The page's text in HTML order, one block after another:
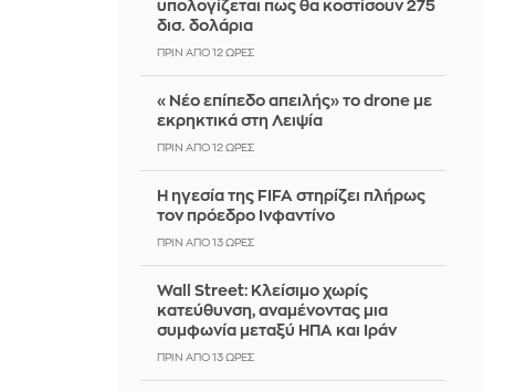
υπολογίζεται πως θα κοστίσουν 275
δισ. δολάρια
ΠΡΙΝ ΑΠΌ 12 ΏΡΕΣ
«Νέο επίπεδο απειλής» το drone με
εκρηκτικά στη Λειψία
ΠΡΙΝ ΑΠΌ 12 ΏΡΕΣ
Η ηγεσία της FIFA στηρίζει πλήρως
τον πρόεδρο Ινφαντίνο
ΠΡΙΝ ΑΠΌ 13 ΏΡΕΣ
Wall Street: Κλείσιμο χωρίς
κατεύθυνση, αναμένοντας μια
συμφωνία μεταξύ ΗΠΑ και Ιράν
ΠΡΙΝ ΑΠΌ 13 ΏΡΕΣ